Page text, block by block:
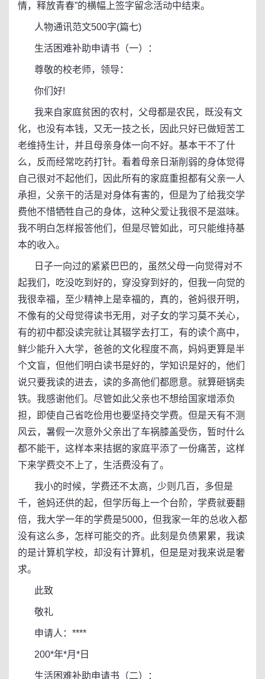
情，释放青春”的横幅上签字留念活动中结束。
人物通讯范文500字(篇七)
生活困难补助申请书（一）：
尊敬的校老师，领导：
你们好!
我来自家庭贫困的农村，父母都是农民，既没有文
化，也没有本钱，又无一技之长，因此只好已做短苦工
老维持生计，并且母亲身体一向不好。基本干不了什
么，反而经常吃药打针。看着母亲日渐削弱的身体觉得
自己很对不起他们，因此所有的家庭重担都有父亲一人
承担，父亲干的活是对身体有害的，但是为了给我交学
费他不惜牺牲自己的身体，这种父爱让我很不是滋味。
我不明白怎样报答他们，但是尽管如此，可只能维持基
本的收入。
日子一向过的紧紧巴巴的，虽然父母一向觉得对不
起我们，吃没吃到好的，穿没穿到好的，但我一向觉的
我很幸福，至少精神上是幸福的，真的，爸妈很开明，
不像有的父母觉得读书无用，对子女的学习莫不关心，
有的初中都没读完就让其辍学去打工，有的读个高中，
鲜少能升入大学，爸爸的文化程度不高，妈妈更算是半
个文盲，但他们明白读书是好的，学知识是好的，他们
说只要我读的进去，读的多高他们都愿意。就算砸锅卖
铁。我感谢他们。尽管如此父亲也不想给国家增添负
担，即使自己省吃俭用也要坚持交学费。但是天有不测
风云，暑假一次意外父亲出了车祸膝盖受伤，暂时什么
都不能干，这样本来拮据的家庭平添了一份痛苦，这样
下来学费交不上了，生活费没有了。
我小的时候，学费还不太高，少则几百，多但是
千，爸妈还供的起，但学历每上一个台阶，学费就要翻
倍，我大学一年的学费是5000，但我家一年的总收入都
没有这么多，怎样可能交的齐。此刻是负债累累，我读
的是计算机学校，却没有计算机，但是是对我来说是奢
求。
此致
敬礼
申请人：****
200*年*月*日
生活困难补助申请书（二）：